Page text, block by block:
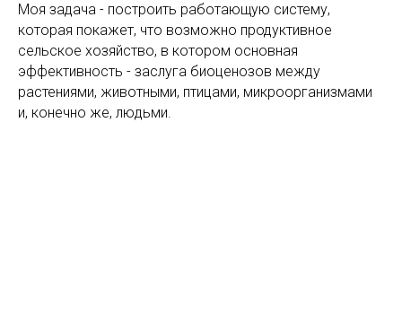
Моя задача - построить работающую систему,
которая покажет, что возможно продуктивное
сельское хозяйство, в котором основная
эффективность - заслуга биоценозов между
растениями, животными, птицами, микроорганизмами
и, конечно же, людьми.